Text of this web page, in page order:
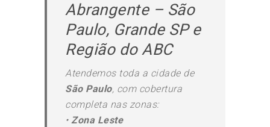
Abrangente – São
Paulo, Grande SP e
Região do ABC
Atendemos toda a cidade de
São Paulo, com cobertura
completa nas zonas:
• Zona Leste